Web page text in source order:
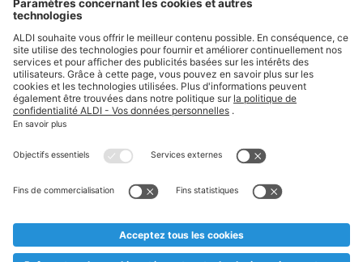
Suivez ALDI Belgique
Textes marqués d'un astérisque et mentions légales
* Nous vendons ces articles temporairement et jusqu'à
au cas où, malgré le planning bien étudié, nous serions
prématurément en rupture de stock. Prix Recupel et TVA incl.
** Sur ce site, l’utilisation de la forme masculine a été adoptée